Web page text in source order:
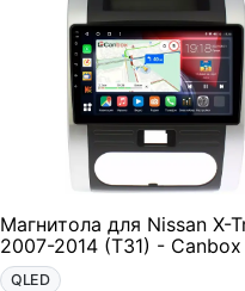
Магнитола для Nissan X-
2007-2014 (T31) - Canbox
QLED